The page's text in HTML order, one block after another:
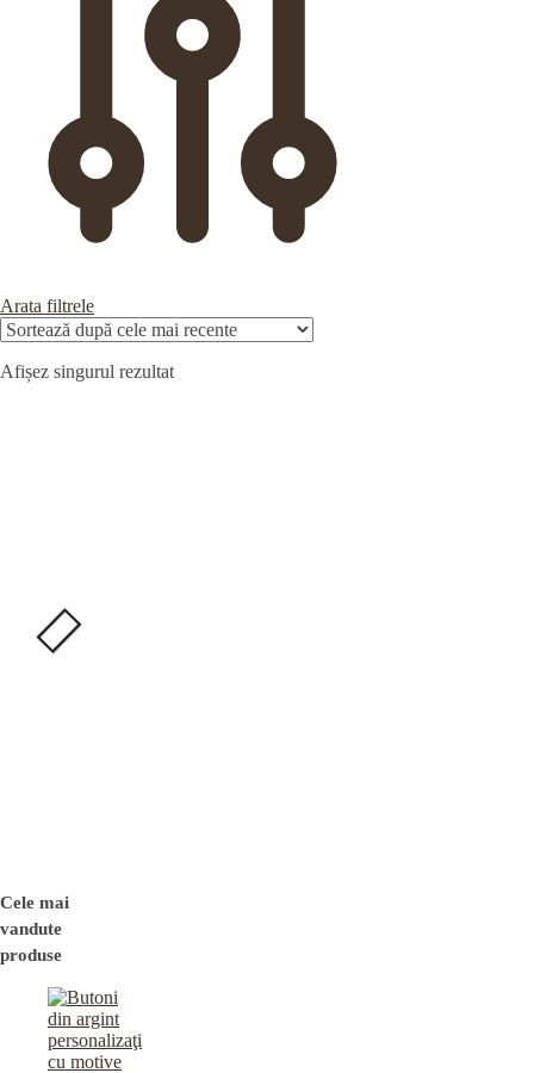
Arata filtrele
Afișez singurul rezultat
Cele mai
vandute
produse